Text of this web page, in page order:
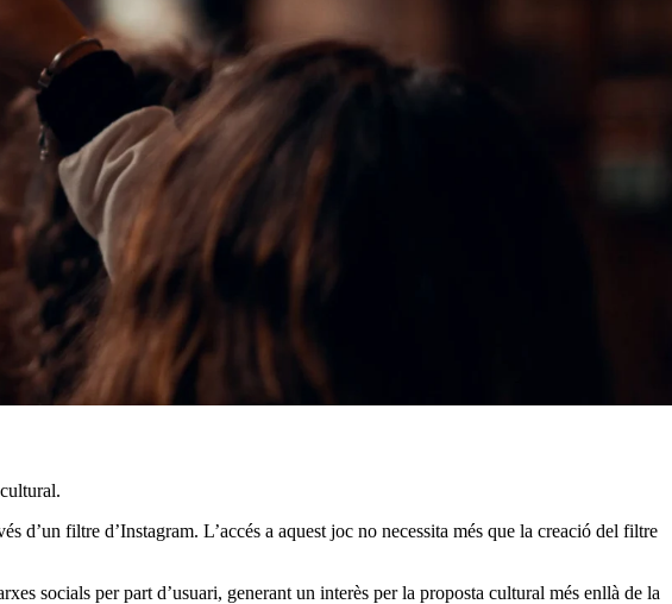
d’un filtre d’Instagram. L’accés a aquest joc no necessita més que la creació del filtre
socials per part d’usuari, generant un interès per la proposta cultural més enllà de la